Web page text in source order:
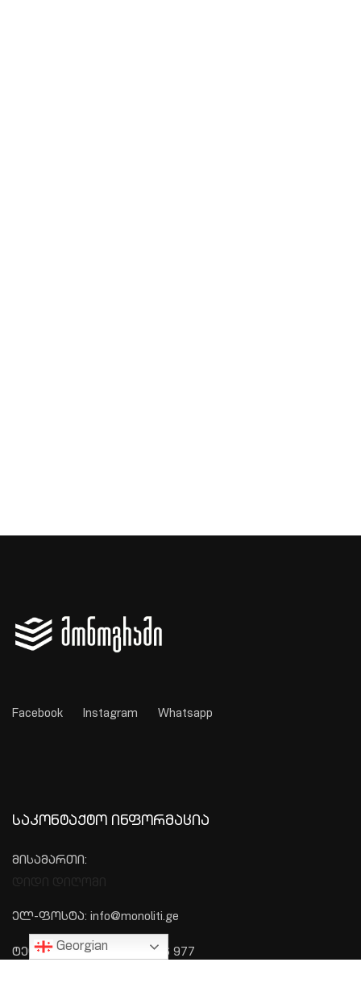
Facebook Instagram Whatsapp
ᲡᲐᲙᲝᲜᲢᲐᲥᲢᲝ ᲘᲜᲤᲝᲠᲛᲐᲪᲘᲐ
მისამართი:
ელ-ფოსტა: info@monoliti.ge
ტელეფონი: +995 577 576 977
Georgian